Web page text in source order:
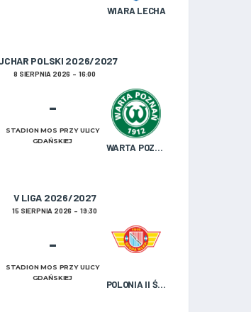
WIARA LECHA
POLSKI 2026/2027
8 SIERPNIA 2026 16:00
WARTA POZNAŃ U-19
-
STADION MOS PRZY ULICY
GDAŃSKIEJ
V LIGA 2026/2027
15 SIERPNIA 2026 19:30
POLONIA II ŚRODA WIELKOPOLSKA
-
STADION MOS PRZY ULICY
GDAŃSKIEJ